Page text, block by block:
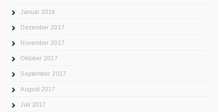
Januar 2018
Dezember 2017
November 2017
Oktober 2017
September 2017
August 2017
Juli 2017